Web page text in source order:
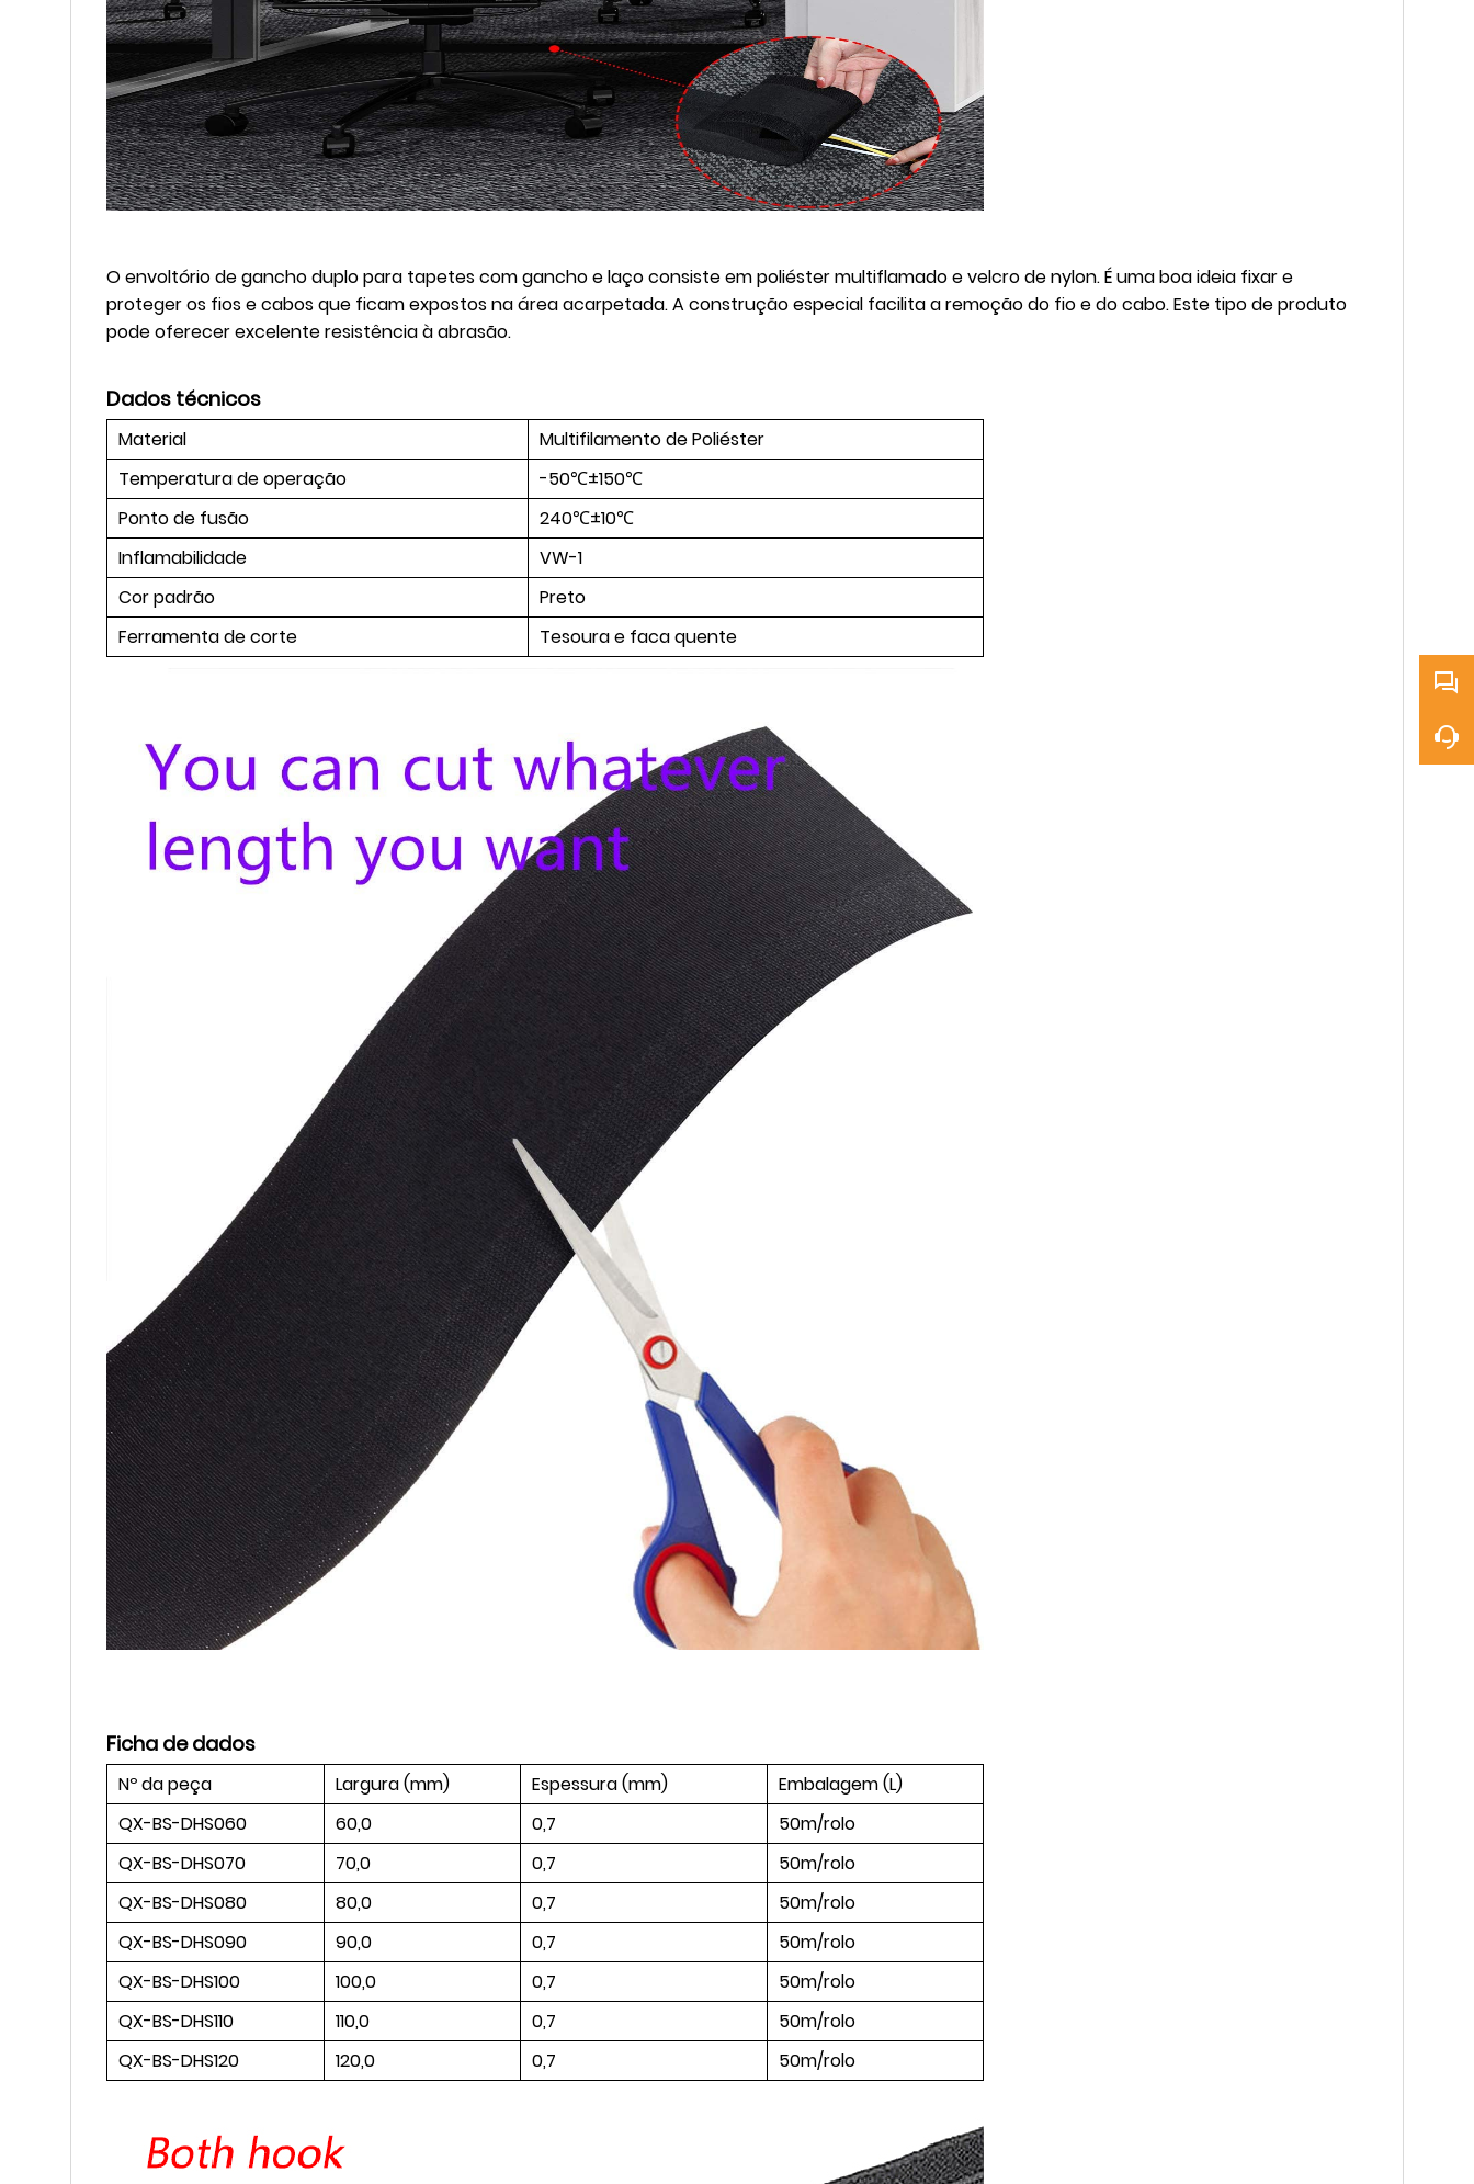
O envoltório de gancho duplo para tapetes com gancho e laço consiste em poliéster multiflamado e velcro de nylon. É uma boa ideia fixar e
proteger os fios e cabos que ficam expostos na área acarpetada. A construção especial facilita a remoção do fio e do cabo. Este tipo de produto
pode oferecer excelente resistência à abrasão.
Dados técnicos
Material
Multifilamento de Poliéster
Temperatura de operação
-50℃±150℃
Ponto de fusão
240℃±10℃
Inflamabilidade
VW-1
Cor padrão
Preto
Ferramenta de corte
Tesoura e faca quente
Ficha de dados
Nº da peça Largura (mm) Espessura (mm)
Embalagem (L)
QX-BS-DHS060
60,0 0,7
50m/rolo
QX-BS-DHS070
70,0 0,7
50m/rolo
QX-BS-DHS080
80,0 0,7
50m/rolo
QX-BS-DHS090
90,0 0,7
50m/rolo
QX-BS-DHS100
100,0 0,7
50m/rolo
QX-BS-DHS110
110,0 0,7
50m/rolo
QX-BS-DHS120
120,0 0,7 50m/rolo